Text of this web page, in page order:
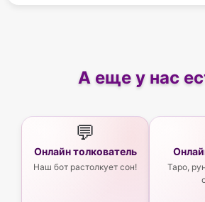
А еще у нас
💬
Онлайн толкователь
Наш бот растолкует сон!
Таро,